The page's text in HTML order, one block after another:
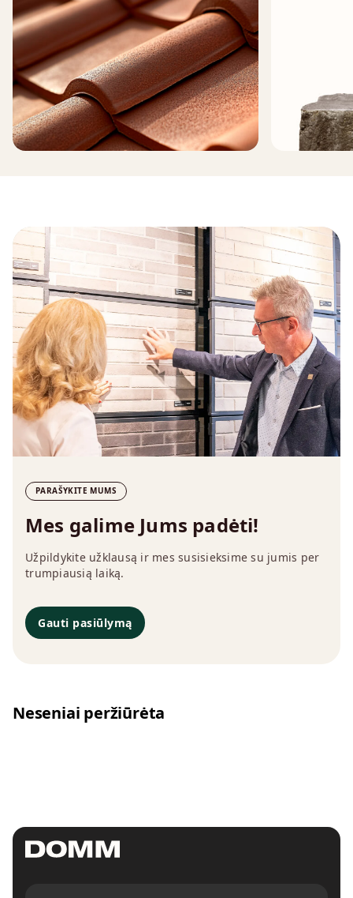
↗
PARAŠYKITE MUMS
Mes galime Jums padėti!
Užpildykite užklausą ir mes susisieksime su jumis per
trumpiausią laiką.
Gauti pasiūlymą
Neseniai peržiūrėta